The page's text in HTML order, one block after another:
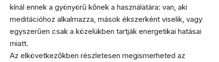
kínál ennek a gyönyörű kőnek a használatára: van, aki
meditációhoz alkalmazza, mások ékszerként viselik, vagy
egyszerűen csak a közelükben tartják energetikai hatásai
miatt.
Az elkövetkezőkben részletesen megismerheted az